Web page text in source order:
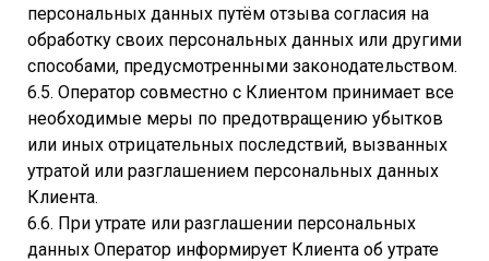
персональных данных путём отзыва согласия на
обработку своих персональных данных или другими
способами, предусмотренными законодательством.
6.5. Оператор совместно с Клиентом принимает все
необходимые меры по предотвращению убытков
или иных отрицательных последствий, вызванных
утратой или разглашением персональных данных
Клиента.
6.6. При утрате или разглашении персональных
данных Оператор информирует Клиента об утрате